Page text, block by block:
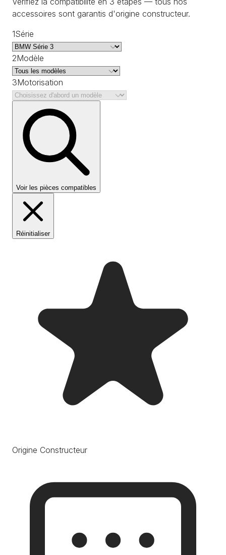
accessoires sont garantis d'origine constructeur.
1Série
2Modèle
3Motorisation
Voir les pièces compatibles
Réinitialiser
Origine Constructeur